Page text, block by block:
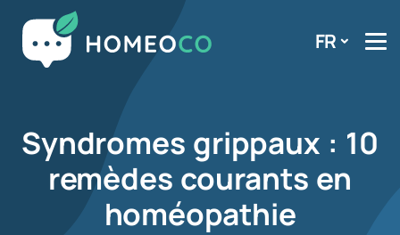
FR
Syndromes grippaux : 10
remèdes courants en
homéopathie